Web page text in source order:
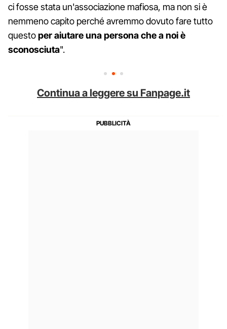
ci fosse stata un'associazione mafiosa, ma non si è
nemmeno capito perché avremmo dovuto fare tutto
questoper aiutare una persona che a noi è
sconosciuta".
Continua a leggere su Fanpage.it